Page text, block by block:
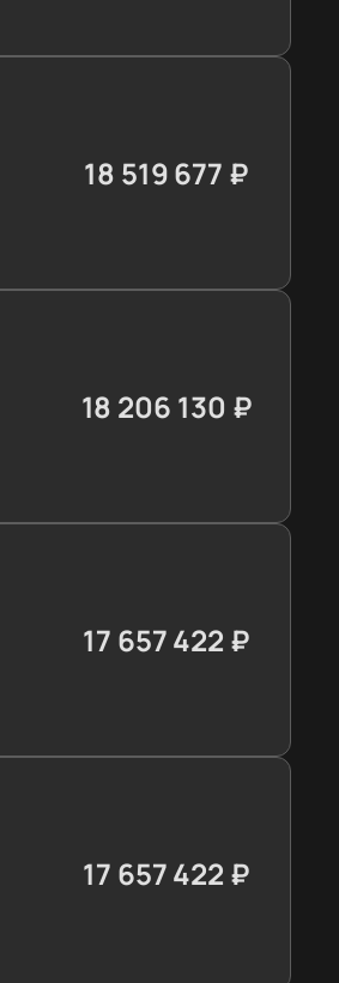
18 519 677 ₽
≈ 184 226€
18 206 130 ₽
≈ 181 107€
17 657 422 ₽
≈ 175 649€
17 657 422 ₽
≈ 175 649€